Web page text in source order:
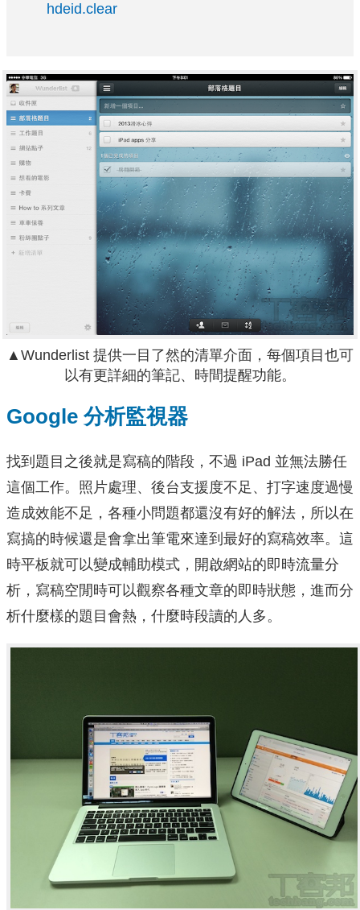
hdeid.clear
▲Wunderlist 提供一目了然的清單介面，每個項目也可
以有更詳細的筆記、時間提醒功能。
Google 分析監視器
找到題目之後就是寫稿的階段，不過 iPad 並無法勝任
這個工作。照片處理、後台支援度不足、打字速度過慢
造成效能不足，各種小問題都還沒有好的解法，所以在
寫搞的時候還是會拿出筆電來達到最好的寫稿效率。這
時平板就可以變成輔助模式，開啟網站的即時流量分
析，寫稿空閒時可以觀察各種文章的即時狀態，進而分
析什麼樣的題目會熱，什麼時段讀的人多。